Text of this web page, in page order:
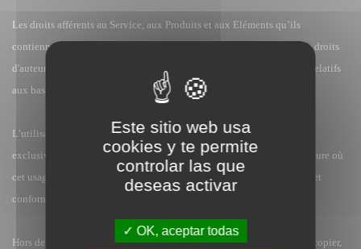
Les droits afférents au Service, aux Produits et aux Eléments qu’ils
contiennent restent la propriété d’Adverbum, et sont protégés par des droits
d'auteur, des droits voisins, des droits de marque, des droits spéciaux relatifs
aux bases de données et/ou d’autres droits de propriété intellectuelle.
L’utilisation du Service, de Produits et des Eléments est autorisée
exclusivement à des fins privées, non commerciales, dans la seule mesure où
cet usage intervient dans le cadre des dispositions légales en vigueur et
conformément aux présentes Conditions générales.
Hors de ce cadre, il n'est pas permis d'utiliser, de reproduire, modifier, copier,
Este sitio web usa
cookies y te permite
controlar las que
deseas activar
OK, aceptar todas